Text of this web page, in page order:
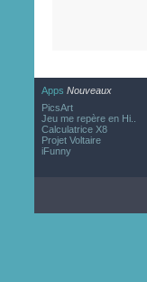
Apps Nouveaux
PicsArt
Jeu me repère en Hi..
Calculatrice X8
Projet Voltaire
iFunny